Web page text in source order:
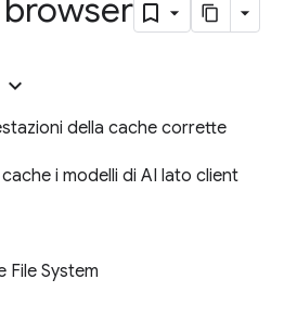
della cache corrette
i modelli di AI lato client
File System